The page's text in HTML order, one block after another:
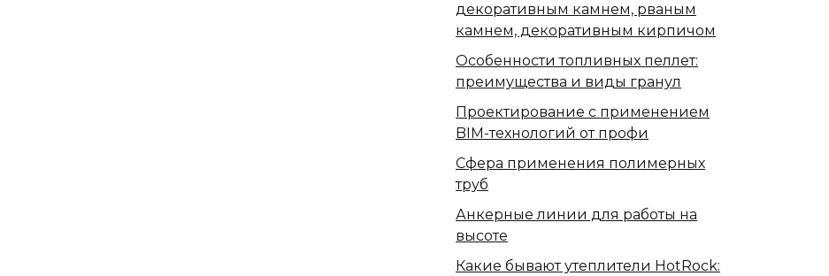
декоративным камнем, рваным
камнем, декоративным кирпичом
Особенности топливных пеллет:
преимущества и виды гранул
Проектирование с применением
BIM-технологий от профи
Сфера применения полимерных
труб
Анкерные линии для работы на
высоте
Какие бывают утеплители HotRock: